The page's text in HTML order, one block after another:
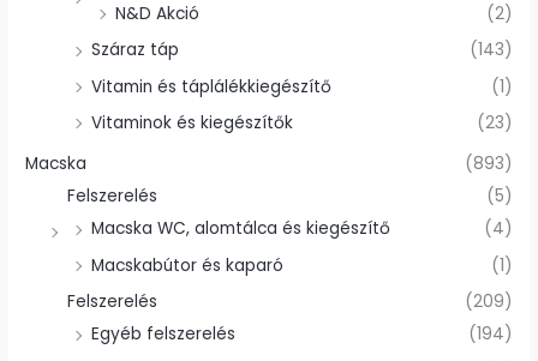
N&D Akció
(2)
Száraz táp
(143)
Vitamin és táplálékkiegészítő
(1)
Vitaminok és kiegészítők
(23)
Macska
(893)
Felszerelés
(5)
Macska WC, alomtálca és kiegészítő
(4)
Macskabútor és kaparó
(1)
Felszerelés
(209)
Egyéb felszerelés
(194)